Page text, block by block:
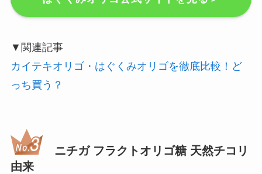
▼関連記事
カイテキオリゴ・はぐくみオリゴを徹底比較！ど
っち買う？
ニチガ フラクトオリゴ糖 天然チコリ
由来